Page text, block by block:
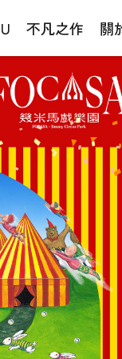
不凡之作 關